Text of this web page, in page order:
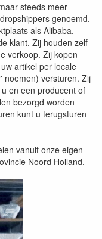
steeds meer
genoemd.
als Alibaba,
klant. Zij houden zelf
verkoop. Zij kopen
artikel per locale
noemen) versturen. Zij
en een producent of
bezorgd worden
kunt u terugsturen
vanuit onze eigen
Noord Holland.